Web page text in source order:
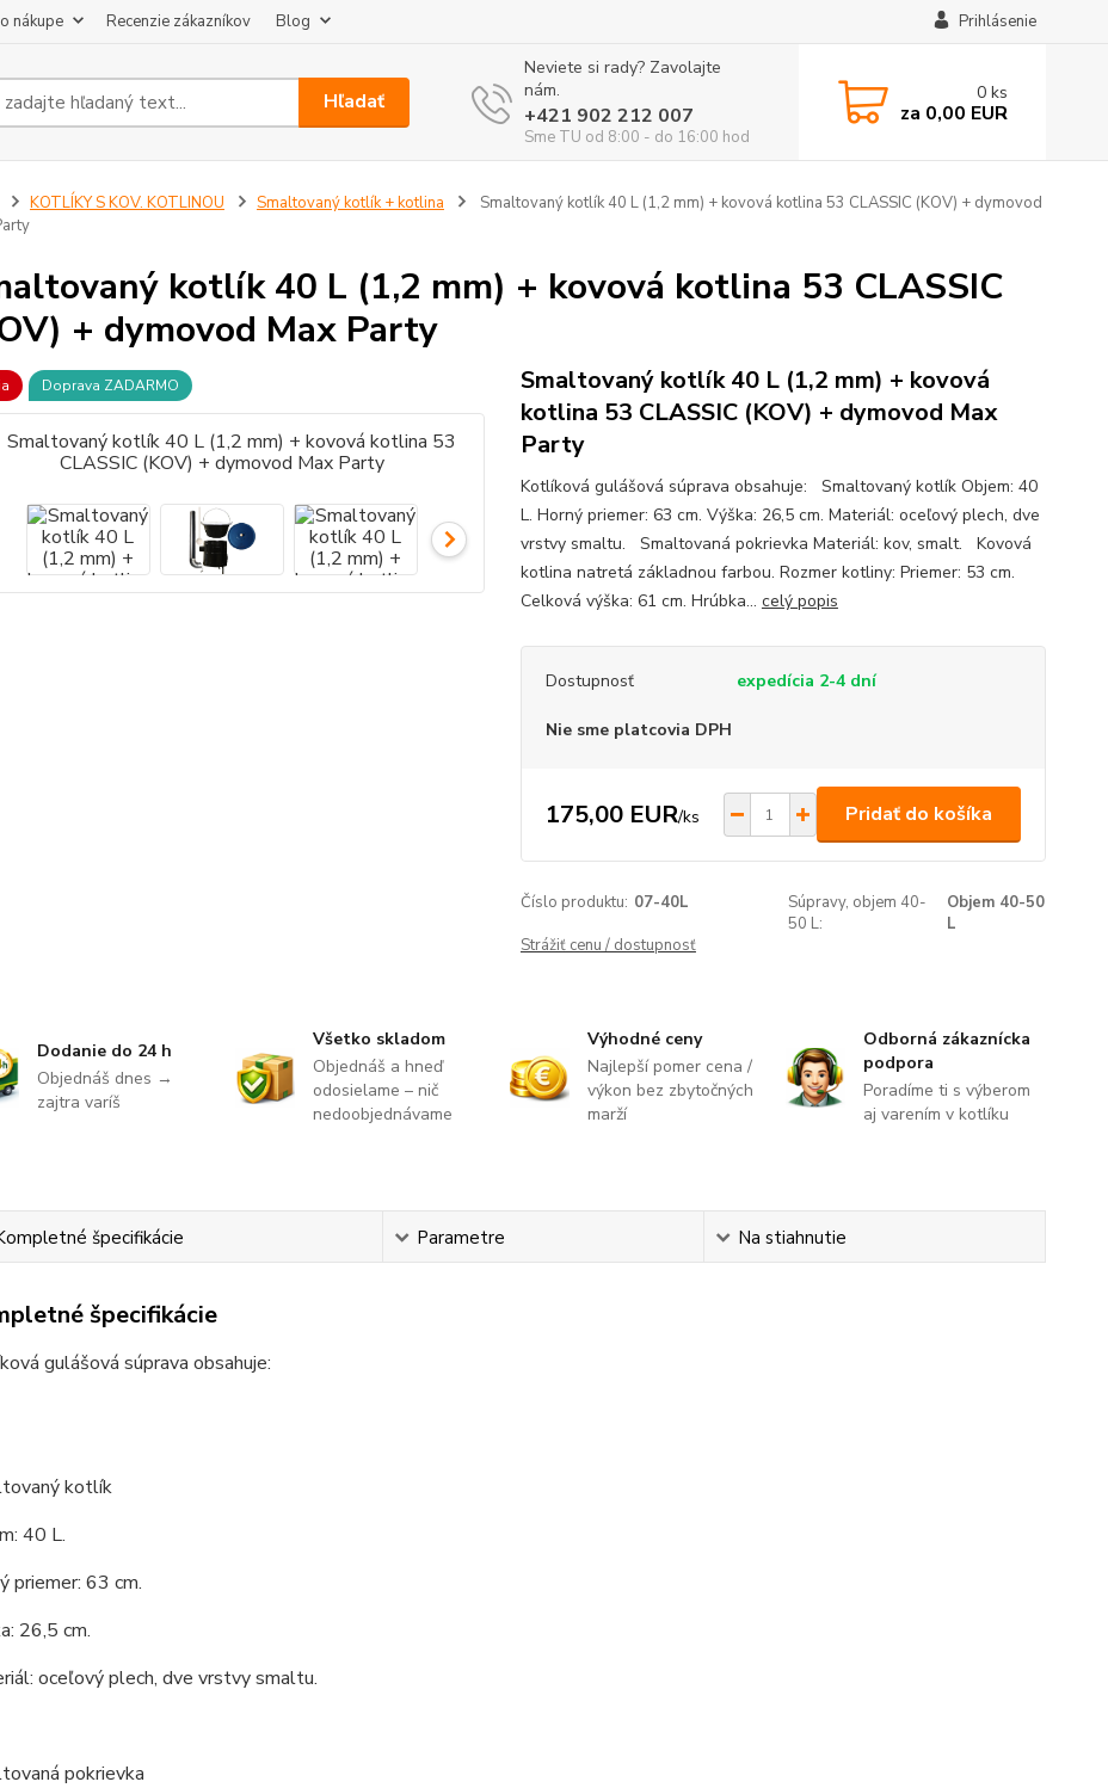
nákupe Recenzie zákazníkov Blog Prihlásenie
Hľadať
Neviete si rady? Zavolajte
nám.
+421 902 212 007
Sme TU od 8:00 - do 16:00 hod
0 ks
za 0,00 EUR
KOTLÍKY S KOV. KOTLINOU Smaltovaný kotlík + kotlina
Smaltovaný kotlík 40 L (1,2 mm) + kovová kotlina 53 CLASSIC (KOV) + dymovod
kotlík 40 L (1,2 mm) + kovová kotlina 53 CLASSIC
+ dymovod Max Party
Doprava ZADARMO
Smaltovaný kotlík 40 L (1,2 mm) + kovová
kotlina 53 CLASSIC (KOV) + dymovod Max
Party
Kotlíková gulášová súprava obsahuje: Smaltovaný kotlík Objem: 40
L. Horný priemer: 63 cm. Výška: 26,5 cm. Materiál: oceľový plech, dve
vrstvy smaltu. Smaltovaná pokrievka Materiál: kov, smalt. Kovová
kotlina natretá základnou farbou. Rozmer kotliny: Priemer: 53 cm.
Celková výška: 61 cm. Hrúbka... celý popis
Dostupnosť expedícia 2-4 dní
Nie sme platcovia DPH
175,00 EUR/ks Pridať do košíka
Číslo produktu: 07-40L
Súpravy, objem 40-
50 L:
Objem 40-50
L
Strážiť cenu / dostupnosť
Dodanie do 24 h
Objednáš dnes →
zajtra varíš
Všetko skladom
Objednáš a hneď
odosielame – nič
nedoobjednávame
Výhodné ceny
Najlepší pomer cena /
výkon bez zbytočných
marží
Odborná zákaznícka
podpora
Poradíme ti s výberom
aj varením v kotlíku
špecifikácie Parametre Na stiahnutie
špecifikácie
gulášová súprava obsahuje:
kotlík
40 L.
priemer: 63 cm.
26,5 cm.
oceľový plech, dve vrstvy smaltu.
pokrievka